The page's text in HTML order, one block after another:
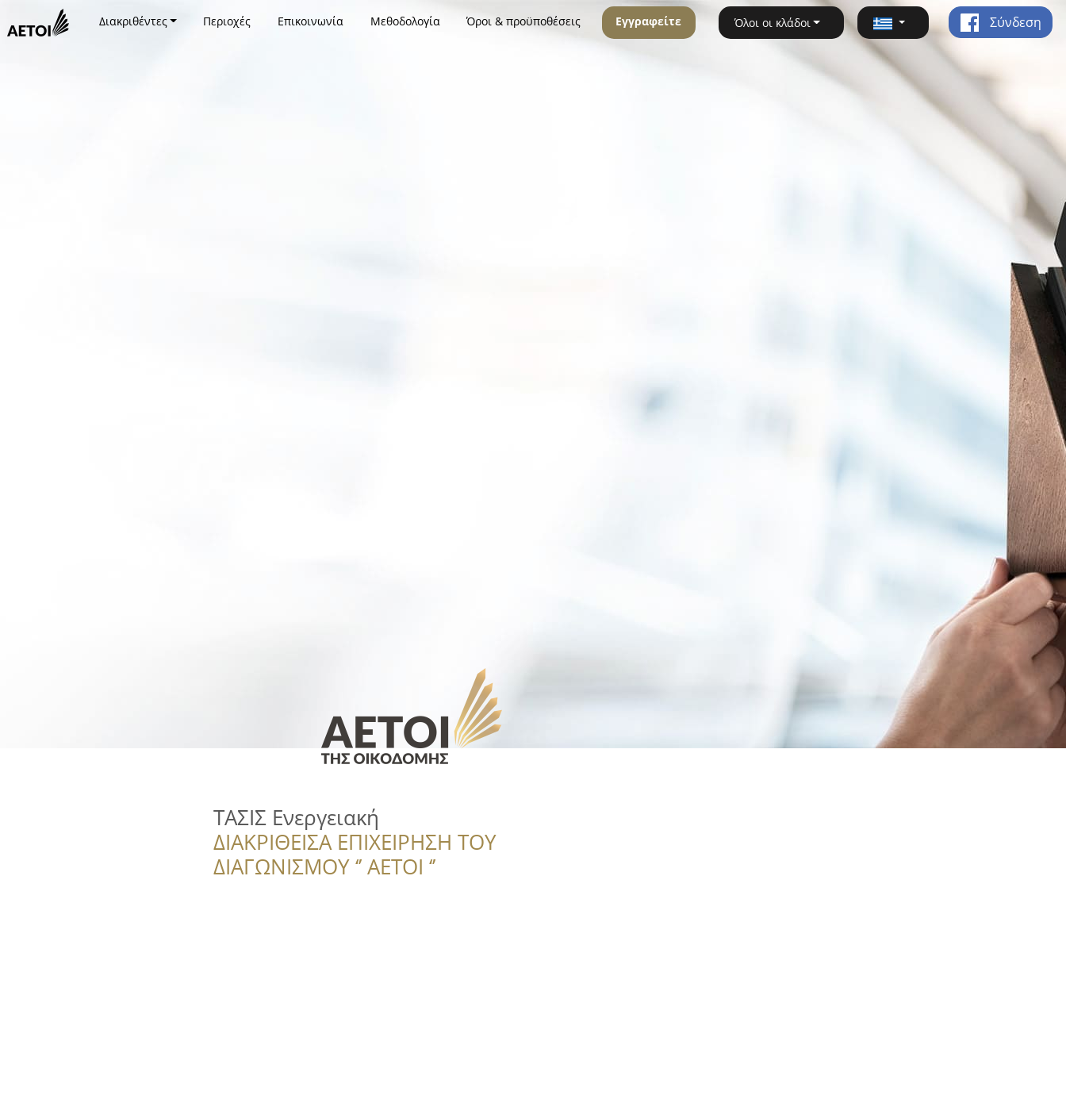
Διακριθέντες Περιοχές Επικοινωνία Μεθοδολογία Όροι & προϋποθέσεις Εγγραφείτε Όλοι οι κλάδοι Σύνδεση
ΤΑΣΙΣ Ενεργειακή
ΔΙΑΚΡΙΘΕΙΣΑ ΕΠΙΧΕΙΡΗΣΗ ΤΟΥ
ΔΙΑΓΩΝΙΣΜΟΥ ‘’ ΑΕΤΟΙ ‘’